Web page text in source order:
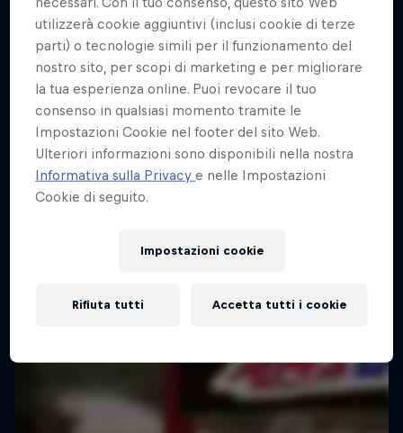
utilizzerà cookie aggiuntivi (inclusi cookie di terze
parti) o tecnologie simili per il funzionamento del
nostro sito, per scopi di marketing e per migliorare
la tua esperienza online. Puoi revocare il tuo
consenso in qualsiasi momento tramite le
Impostazioni Cookie nel footer del sito Web.
Ulteriori informazioni sono disponibili nella nostra
Informativa sulla Privacye nelle Impostazioni
Cookie di seguito.
Impostazioni cookie
Rifiuta tutti Accetta tutti i cookie